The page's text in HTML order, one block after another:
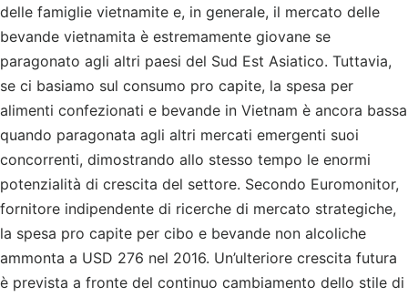
delle famiglie vietnamite e, in generale, il mercato delle
bevande vietnamita è estremamente giovane se
paragonato agli altri paesi del Sud Est Asiatico. Tuttavia,
se ci basiamo sul consumo pro capite, la spesa per
alimenti confezionati e bevande in Vietnam è ancora bassa
quando paragonata agli altri mercati emergenti suoi
concorrenti, dimostrando allo stesso tempo le enormi
potenzialità di crescita del settore. Secondo Euromonitor,
fornitore indipendente di ricerche di mercato strategiche,
la spesa pro capite per cibo e bevande non alcoliche
ammonta a USD 276 nel 2016. Un’ulteriore crescita futura
è prevista a fronte del continuo cambiamento dello stile di